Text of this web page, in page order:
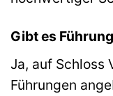
Gibt es
Ja, auf Schloss
Führungen